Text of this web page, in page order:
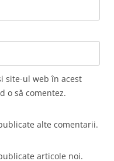
site-ul web în acest
o să comentez.
alte comentarii.
articole noi.